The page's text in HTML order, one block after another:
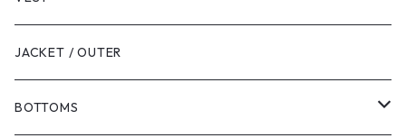
JACKET / OUTER
BOTTOMS